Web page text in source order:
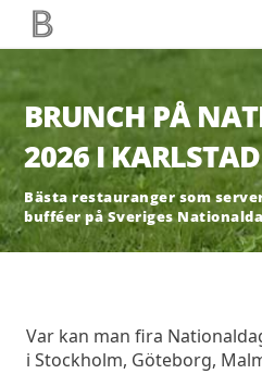
BRUNCH PÅ
2026 I KARLSTAD
Bästa restauranger som
bufféer på Sveriges
Var kan man fira
i Stockholm, Göteborg,